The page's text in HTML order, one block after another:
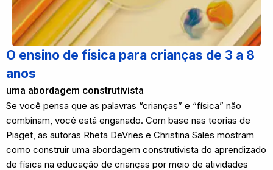
O ensino de física para crianças de 3 a 8
anos
uma abordagem construtivista
Se você pensa que as palavras “crianças” e “física” não
combinam, você está enganado. Com base nas teorias de
Piaget, as autoras Rheta DeVries e Christina Sales mostram
como construir uma abordagem construtivista do aprendizado
de física na educação de crianças por meio de atividades